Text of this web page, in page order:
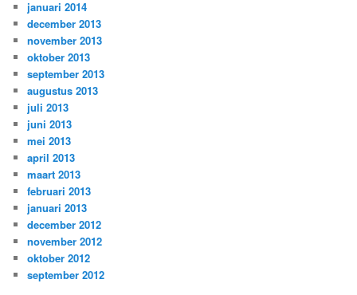
januari 2014
december 2013
november 2013
oktober 2013
september 2013
augustus 2013
juli 2013
juni 2013
mei 2013
april 2013
maart 2013
februari 2013
januari 2013
december 2012
november 2012
oktober 2012
september 2012